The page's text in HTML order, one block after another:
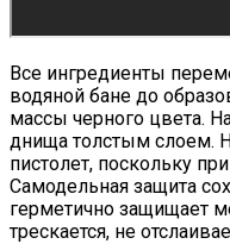
Все ингредиенты
водяной бане до
массы черного цвета.
днища толстым слоем.
пистолет, поскольку
Самодельная защита
герметично защищает
трескается, не